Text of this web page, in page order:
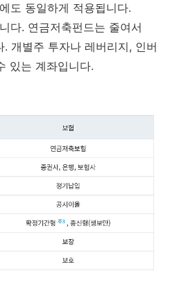
도 동일하게 적용됩니다.
다. 연금저축펀드는 줄여서
개별주 투자나 레버리지, 인버
있는 계좌입니다.